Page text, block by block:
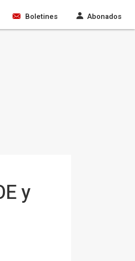
Boletines Abonados
y